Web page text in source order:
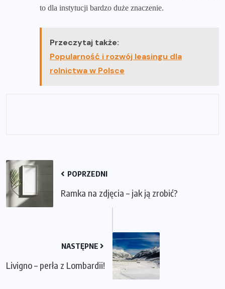
to dla instytucji bardzo duże znaczenie.
Przeczytaj także:
Popularność i rozwój leasingu dla
rolnictwa w Polsce
POPRZEDNI
Ramka na zdjęcia – jak ją zrobić?
NASTĘPNE
Livigno – perła z Lombardii!